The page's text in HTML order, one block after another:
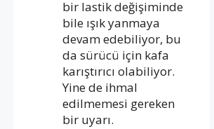
bir lastik değişiminde
bile ışık yanmaya
devam edebiliyor, bu
da sürücü için kafa
karıştırıcı olabiliyor.
Yine de ihmal
edilmemesi gereken
bir uyarı.